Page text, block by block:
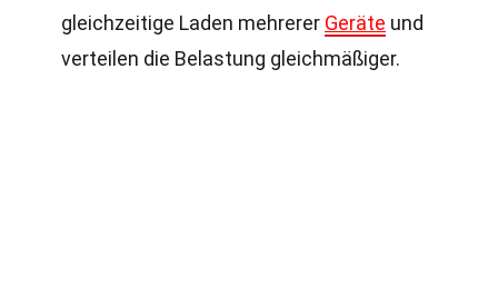
gleichzeitige Laden mehrerer Geräte und
verteilen die Belastung gleichmäßiger.